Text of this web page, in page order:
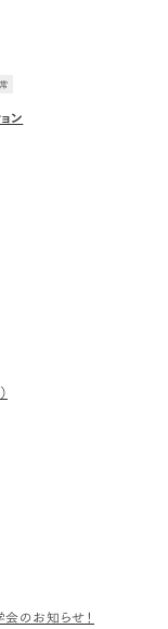
ン
のお知らせ！